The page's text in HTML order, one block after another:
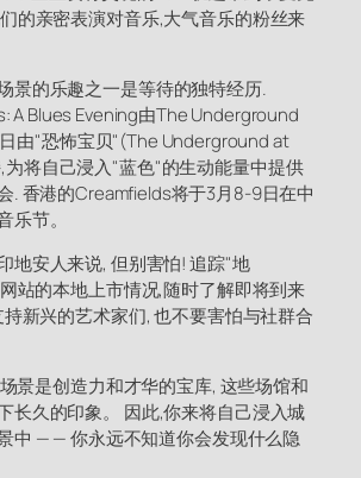
的亲密表演对音乐,大气音乐的粉丝来
景的乐趣之一是等待的独特经历.
A Blues Evening由The Underground
由"恐怖宝贝"(The Underground at
将自己浸入"蓝色"的生动能量中提供
. 香港的Creamfields将于3月8-9日在中
乐节。
地安人来说, 但别害怕! 追踪"地
站的本地上市情况,随时了解即将到来
新兴的艺术家们, 也不要害怕与社群合
景是创造力和才华的宝库, 这些场馆和
长久的印象。 因此,你来将自己浸入城
中 — — 你永远不知道你会发现什么隐